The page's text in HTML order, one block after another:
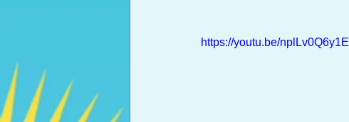
https://youtu.be/nplLv0Q6y1E